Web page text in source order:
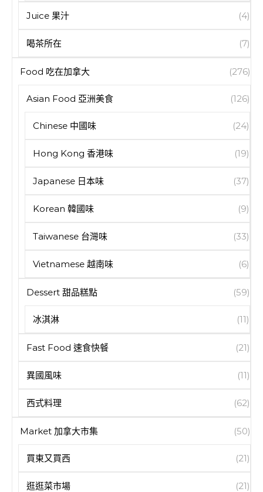
Juice 果汁 (4)
喝茶所在 (7)
Food 吃在加拿大 (276)
Asian Food 亞洲美食 (126)
Chinese 中國味 (24)
Hong Kong 香港味 (19)
Japanese 日本味 (37)
Korean 韓國味 (9)
Taiwanese 台灣味 (33)
Vietnamese 越南味 (6)
Dessert 甜品糕點 (59)
冰淇淋 (11)
Fast Food 速食快餐 (21)
異國風味 (11)
西式料理 (62)
Market 加拿大市集 (50)
買東又買西 (21)
逛逛菜市場 (21)